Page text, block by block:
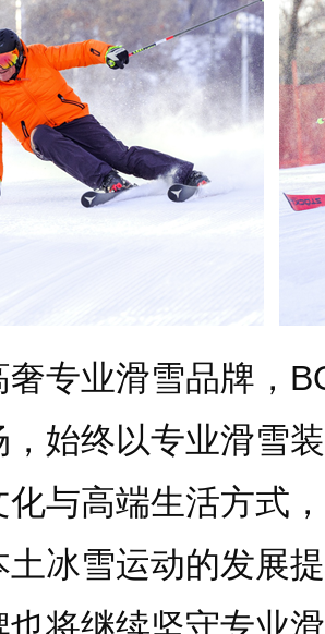
专业滑雪品牌，
始终以专业滑雪
化与高端生活方式
冰雪运动的发展